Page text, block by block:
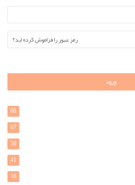
رمز عبور را فراموش کرده اید؟
ورود
68
67
50
41
16